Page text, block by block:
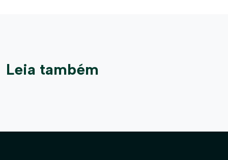
Leia também